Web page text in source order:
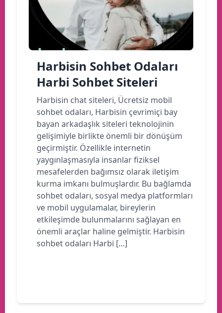
Harbisin Sohbet Odaları
Harbi Sohbet Siteleri
Harbisin chat siteleri, Ücretsiz mobil
sohbet odaları, Harbisin çevrimiçi bay
bayan arkadaşlık siteleri teknolojinin
gelişimiyle birlikte önemli bir dönüşüm
geçirmiştir. Özellikle internetin
yaygınlaşmasıyla insanlar fiziksel
mesafelerden bağımsız olarak iletişim
kurma imkanı bulmuşlardır. Bu bağlamda
sohbet odaları, sosyal medya platformları
ve mobil uygulamalar, bireylerin
etkileşimde bulunmalarını sağlayan en
önemli araçlar haline gelmiştir. Harbisin
sohbet odaları Harbi […]